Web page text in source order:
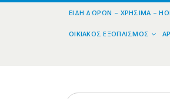
ΕΊΔΗ ΔΏΡΩΝ – ΧΡΉΣΙΜΑ –
ΟΙΚΙΑΚΌΣ ΕΞΟΠΛΙΣΜΌΣ